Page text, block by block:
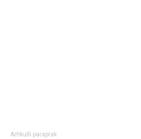
Artikulli paraprak